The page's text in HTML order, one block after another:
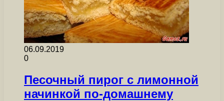
06.09.2019
0
Песочный пирог с лимонной
начинкой по-домашнему